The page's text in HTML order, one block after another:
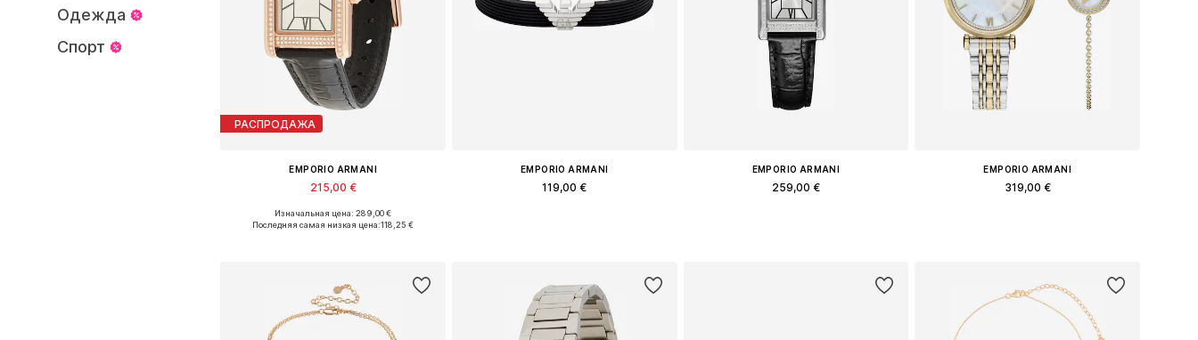
Одежда
Спорт
РАСПРОДАЖА
EMPORIO ARMANI
215,00 €
Доступные размеры: One Size
Изначальная цена: 289,00 €
Последняя самая низкая цена:118,25 €
EMPORIO ARMANI
119,00 €
EMPORIO ARMANI
259,00 €
EMPORIO ARMANI
319,00 €